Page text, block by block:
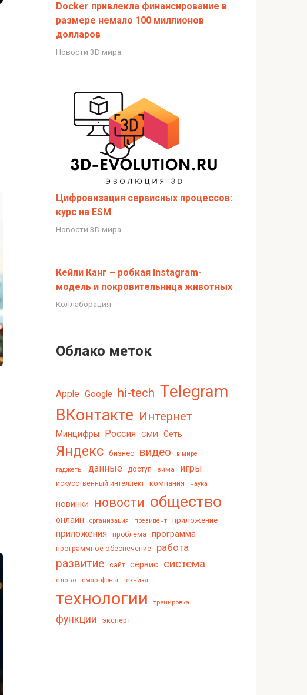
Docker привлекла финансирование в
размере немало 100 миллионов
долларов
Новости 3D мира
Цифровизация сервисных процессов:
курс на ESM
Новости 3D мира
Кейли Канг – робкая Instagram-
модель и покровительница животных
Коллаборация
Облако меток
Apple Google hi-tech Telegram
ВКонтакте Интернет
Минцифры Россия СМИ Сеть
Яндекс бизнес видео в мире
гаджеты данные доступ зима игры
искусственный интеллект компания наука
новинки новости общество
онлайн организация президент приложение
приложения проблема программа
программное обеспечение работа
развитие сайт сервис система
слово смартфоны техника
технологии тренировка
функции эксперт